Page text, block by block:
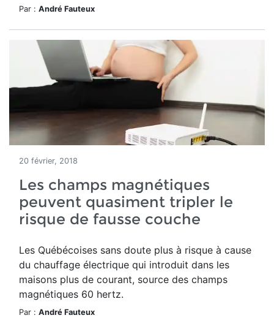
Par : André Fauteux
20 février, 2018
Les champs magnétiques
peuvent quasiment tripler le
risque de fausse couche
Les Québécoises sans doute plus à risque à cause
du chauffage électrique qui introduit dans les
maisons plus de courant, source des champs
magnétiques 60 hertz.
Par : André Fauteux